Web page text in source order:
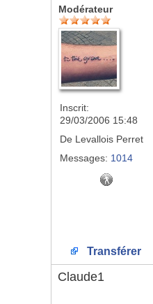
Modérateur
Inscrit:
29/03/2006 15:48
De Levallois Perret
Messages: 1014
Transférer
Claude1